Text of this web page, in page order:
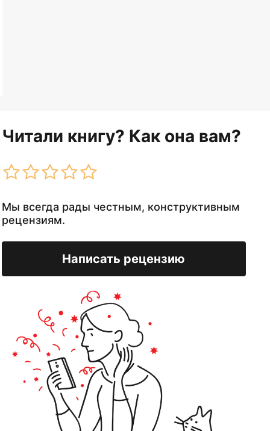
Читали книгу? Как она вам?
Мы всегда рады честным, конструктивным
рецензиям.
Написать рецензию